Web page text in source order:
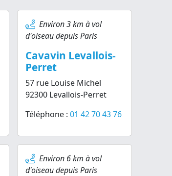
Environ 3 km à vol
d'oiseau depuis Paris
Cavavin Levallois-
Perret
57 rue Louise Michel
92300 Levallois-Perret
Téléphone :01 42 70 43 76
Environ 6 km à vol
d'oiseau depuis Paris